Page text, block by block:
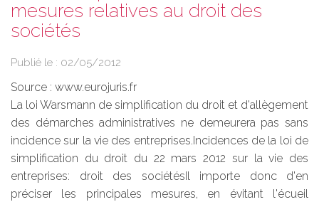
mesures relatives au droit des
sociétés
Publié le : 02/05/2012
Source : www.eurojuris.fr
La loi Warsmann de simplification du droit et d'allègement
des démarches administratives ne demeurera pas sans
incidence sur la vie des entreprises.Incidences de la loi de
simplification du droit du 22 mars 2012 sur la vie des
entreprises: droit des sociétésIl importe donc d'en
préciser les principales mesures, en évitant l'écueil